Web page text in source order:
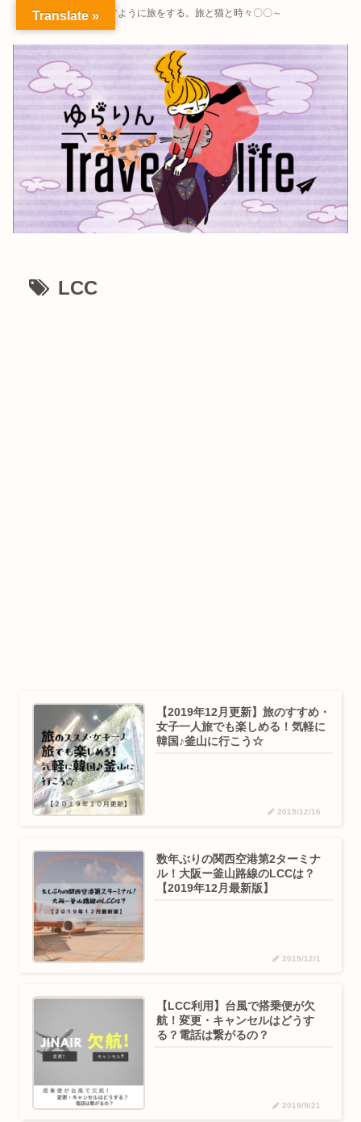
～暮らすように旅をする。旅と猫と時々〇〇～
LCC
【2019年12月更新】旅のすすめ・
女子一人旅でも楽しめる！気軽に
韓国♪釜山に行こう☆
2019/12/16
数年ぶりの関西空港第2ターミナ
ル！大阪ー釜山路線のLCCは？
【2019年12月最新版】
2019/12/1
【LCC利用】台風で搭乗便が欠
航！変更・キャンセルはどうす
る？電話は繋がるの？
2019/9/21
Translate »